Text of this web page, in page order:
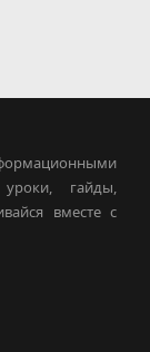
гайды,
вместе с